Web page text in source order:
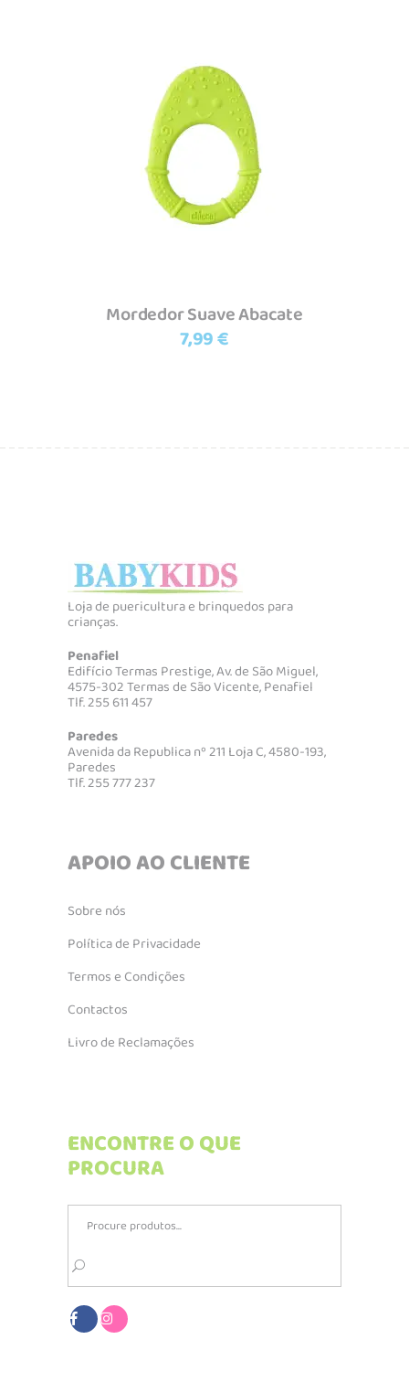
Adicionar
Mordedor Suave Abacate
7,99€
Loja de puericultura e brinquedos para
crianças.
Penafiel
Edifício Termas Prestige, Av. de São Miguel,
4575-302 Termas de São Vicente, Penafiel
Tlf. 255 611 457
Paredes
Avenida da Republica nº 211 Loja C, 4580-193,
Paredes
Tlf. 255 777 237
APOIO AO CLIENTE
Sobre nós
Política de Privacidade
Termos e Condições
Contactos
Livro de Reclamações
ENCONTRE O QUE
PROCURA